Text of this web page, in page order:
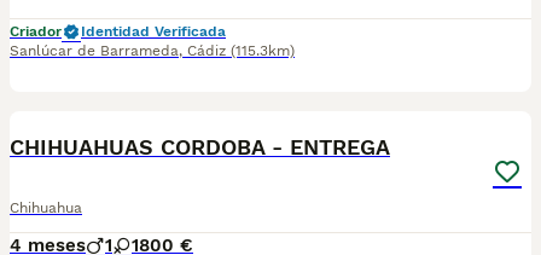
Criador
Identidad Verificada
Sanlúcar de Barrameda, Cádiz (115.3km)
CHIHUAHUAS CORDOBA - ENTREGA
Chihuahua
4 meses 1 1800 €